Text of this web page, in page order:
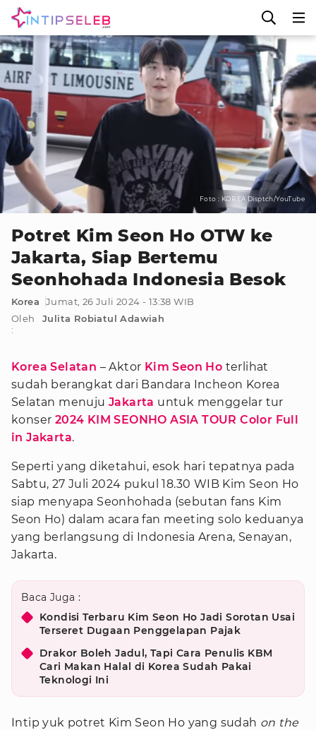
Foto : KOREA Disptch/YouTube
Potret Kim Seon Ho OTW ke
Jakarta, Siap Bertemu
Seonhohada Indonesia Besok
Korea
Jumat, 26 Juli 2024 - 13:38 WIB
Oleh
:
Julita Robiatul Adawiah
Korea Selatan – Aktor Kim Seon Ho terlihat
sudah berangkat dari Bandara Incheon Korea
Selatan menuju Jakarta untuk menggelar tur
konser 2024 KIM SEONHO ASIA TOUR Color Full
in Jakarta.
Seperti yang diketahui, esok hari tepatnya pada
Sabtu, 27 Juli 2024 pukul 18.30 WIB Kim Seon Ho
siap menyapa Seonhohada (sebutan fans Kim
Seon Ho) dalam acara fan meeting solo keduanya
yang berlangsung di Indonesia Arena, Senayan,
Jakarta.
Baca Juga :
Kondisi Terbaru Kim Seon Ho Jadi Sorotan Usai
Terseret Dugaan Penggelapan Pajak
Drakor Boleh Jadul, Tapi Cara Penulis KBM
Cari Makan Halal di Korea Sudah Pakai
Teknologi Ini
Intip yuk potret Kim Seon Ho yang sudah on the